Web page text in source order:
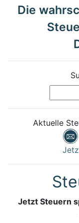
Die
Aktuelle
Jetzt Steuern